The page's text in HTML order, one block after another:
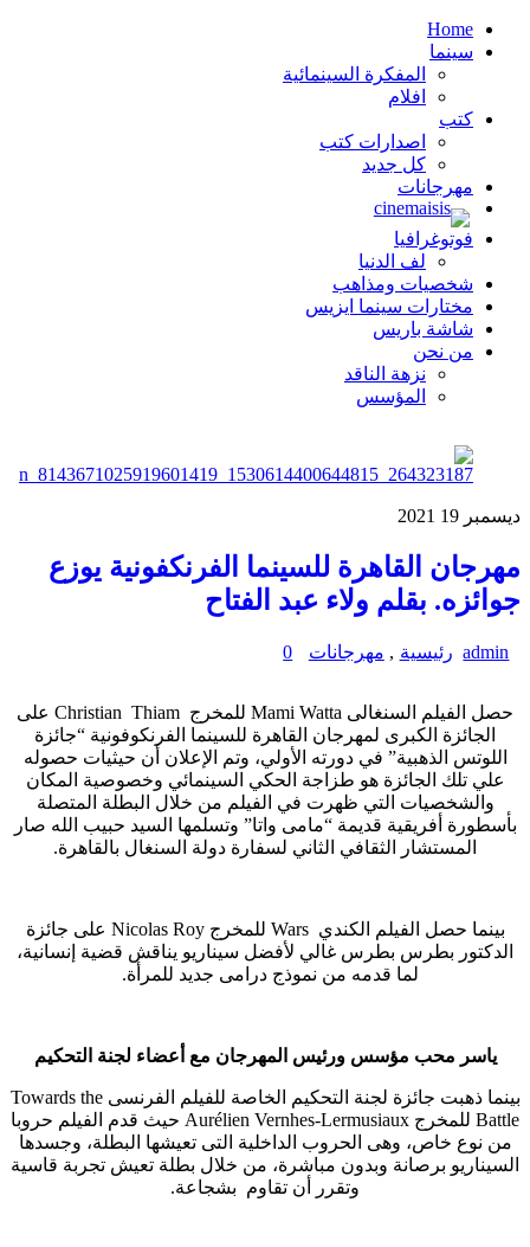
Home
سينما
المفكرة السينمائية
افلام
كتب
اصدارات كتب
كل جديد
مهرجانات
فوتوغرافيا
لف الدنيا
شخصيات ومذاهب
مختارات سينما ايزيس
شاشة باريس
من نحن
نزهة الناقد
المؤسس
ديسمبر 19
2021
مهرجان القاهرة للسينما الفرنكفونية يوزع
جوائزه. بقلم ولاء عبد الفتاح
admin رئيسية , مهرجانات 0
حصل الفيلم السنغالى Mami Watta للمخرج Christian Thiam على
الجائزة الكبرى لمهرجان القاهرة للسينما الفرنكوفونية “جائزة
اللوتس الذهبية” في دورته الأولي، وتم الإعلان أن حيثيات حصوله
علي تلك الجائزة هو طزاجة الحكي السينمائي وخصوصية المكان
والشخصيات التي ظهرت في الفيلم من خلال البطلة المتصلة
بأسطورة أفريقية قديمة “مامى واتا” وتسلمها السيد حبيب الله صار
المستشار الثقافي الثاني لسفارة دولة السنغال بالقاهرة.
بينما حصل الفيلم الكنديWars للمخرجNicolas Roy على جائزة
الدكتور بطرس بطرس غالي لأفضل سيناريو يناقش قضية إنسانية،
لما قدمه من نموذج درامى جديد للمرأة.
ياسر محب مؤسس ورئيس المهرجان مع أعضاء لجنة التحكيم
بينما ذهبت جائزة لجنة التحكيم الخاصة للفيلم الفرنسىTowards the
Battle للمخرج Aurélien Vernhes-Lermusiaux حيث قدم الفيلم حروبا
من نوع خاص، وهى الحروب الداخلية التى تعيشها البطلة، وجسدها
السيناريو برصانة وبدون مباشرة، من خلال بطلة تعيش تجربة قاسية
وتقرر أن تقاوم بشجاعة.